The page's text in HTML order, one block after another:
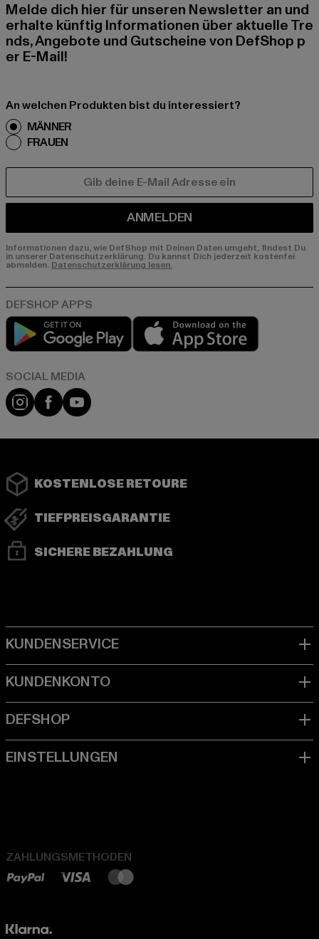
Melde dich hier für unseren Newsletter an und
erhalte künftig Informationen über aktuelle Tre
nds, Angebote und Gutscheine von DefShop p
er E-Mail!
An welchen Produkten bist du interessiert?
MÄNNER
FRAUEN
ANMELDEN
Informationen dazu, wie DefShop mit Deinen Daten umgeht, findest Du
in unserer Datenschutzerklärung. Du kannst Dich jederzeit kostenfei
abmelden. Datenschutzerklärung lesen.
Play market
Instagram
FacebookYouTube
KOSTENLOSE RETOURE
TIEFPREISGARANTIE
SICHERE BEZAHLUNG
ZAHLUNGSMETHODEN